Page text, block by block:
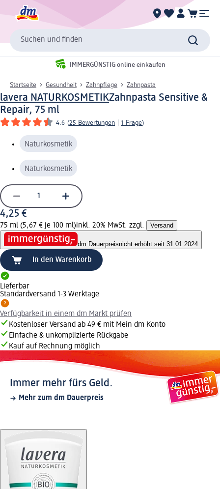
Suchen und finden
IMMERGÜNSTIG online einkaufen
Startseite Gesundheit Zahnpflege Zahnpasta
lavera NATURKOSMETIKZahnpasta Sensitive &
Repair, 75 ml
4.6 (25 Bewertungen 1 Frage)
Naturkosmetik
Naturkosmetik
4,25 €
75 ml (5,67 € je 100 ml)inkl. 20% MwSt. zzgl. Versand
dm Dauerpreisnicht erhöht seit 31.01.2024
In den Warenkorb
Lieferbar
Standardversand 1-3 Werktage
Verfügbarkeit in einem dm Markt prüfen
Kostenloser Versand ab 49 € mit Mein dm Konto
Einfache & unkomplizierte Rückgabe
Kauf auf Rechnung möglich
Immer mehr fürs Geld.
Mehr zum dm Dauerpreis